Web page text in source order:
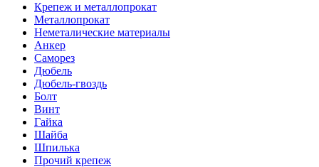
Крепеж и металлопрокат
Металлопрокат
Неметалические материалы
Анкер
Саморез
Дюбель
Дюбель-гвоздь
Болт
Винт
Гайка
Шайба
Шпилька
Прочий крепеж